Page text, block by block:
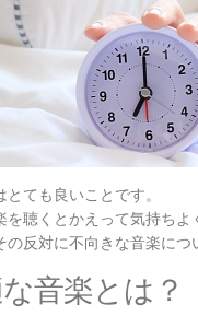
ても良いことです。
聴くとかえって気持ちよ
反対に不向きな音楽につ
音楽とは？